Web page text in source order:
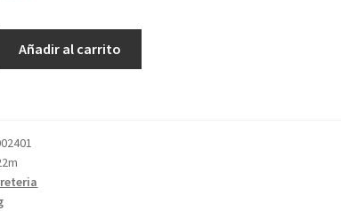
Añadir al carrito